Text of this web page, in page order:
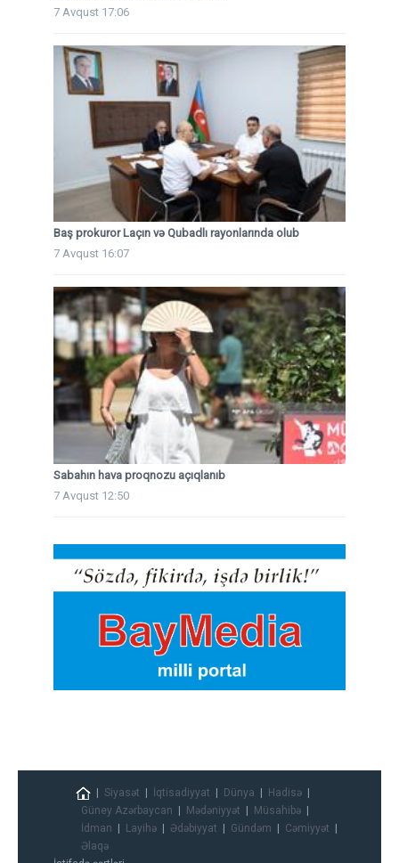
7 Avqust 17:06
Baş prokuror Laçın və Qubadlı rayonlarında olub
7 Avqust 16:07
Sabahın hava proqnozu açıqlanıb
7 Avqust 12:50
Siyasət İqtisadiyyat Dünya
Hadisə
Güney Azərbaycan
Mədəniyyət
Müsahibə
İdman
Layihə Ədəbiyyat Gündəm
Cəmiyyət
Əlaqə